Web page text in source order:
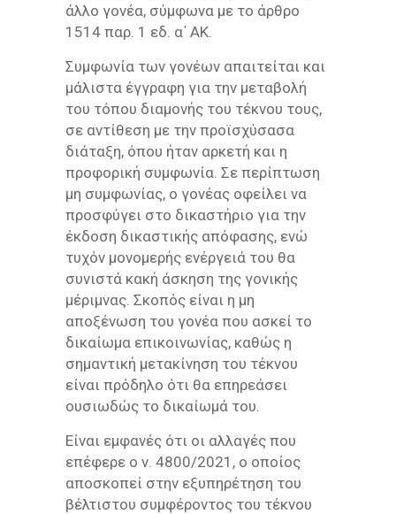
άλλο γονέα, σύμφωνα με το άρθρο
1514 παρ. 1 εδ. α΄ ΑΚ.
Συμφωνία των γονέων απαιτείται και
μάλιστα έγγραφη για την μεταβολή
του τόπου διαμονής του τέκνου τους,
σε αντίθεση με την προϊσχύσασα
διάταξη, όπου ήταν αρκετή και η
προφορική συμφωνία. Σε περίπτωση
μη συμφωνίας, ο γονέας οφείλει να
προσφύγει στο δικαστήριο για την
έκδοση δικαστικής απόφασης, ενώ
τυχόν μονομερής ενέργειά του θα
συνιστά κακή άσκηση της γονικής
μέριμνας. Σκοπός είναι η μη
αποξένωση του γονέα που ασκεί το
δικαίωμα επικοινωνίας, καθώς η
σημαντική μετακίνηση του τέκνου
είναι πρόδηλο ότι θα επηρεάσει
ουσιωδώς το δικαίωμά του.
Είναι εμφανές ότι οι αλλαγές που
επέφερε ο ν. 4800/2021, ο οποίος
αποσκοπεί στην εξυπηρέτηση του
βέλτιστου συμφέροντος του τέκνου